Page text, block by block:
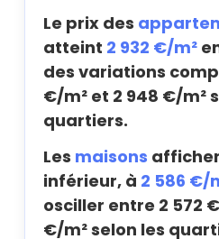
Le prix des
atteint 2 932 €/m²
des variations
€/m² et 2 948 €/m²
quartiers.
Les maisons
inférieur, à 2 586 €/
osciller entre 2 572
€/m² selon les